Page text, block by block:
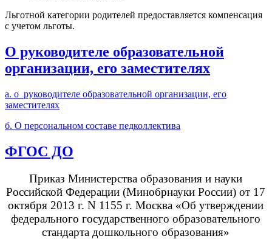
Льготной категории родителей предоставляется компенсация
с учетом льготы.
О руководителе образовательной
организации, его заместителях
а. о руководителе образовательной организации, его
заместителях
б. О персональном составе педколлектива
ФГОС ДО
Приказ Министерства образования и науки
Российской Федерации (Минобрнауки России) от 17
октября 2013 г. N 1155 г. Москва «Об утверждении
федерального государственного образовательного
стандарта дошкольного образования»